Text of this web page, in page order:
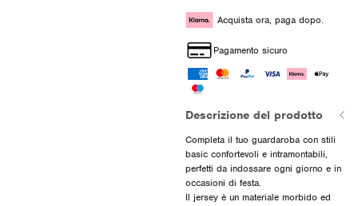
Acquista ora, paga dopo.
Pagamento sicuro
Descrizione del prodotto
Completa il tuo guardaroba con stili
basic confortevoli e intramontabili,
perfetti da indossare ogni giorno e in
occasioni di festa.
Il jersey è un materiale morbido ed